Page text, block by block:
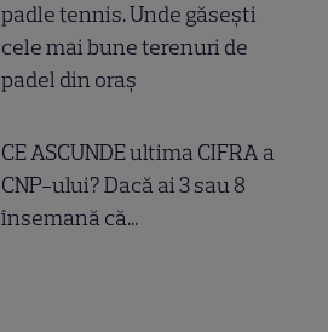
padle tennis. Unde găsești
cele mai bune terenuri de
padel din oraș
CE ASCUNDE ultima CIFRA a
CNP-ului? Dacă ai 3 sau 8
însemană că...